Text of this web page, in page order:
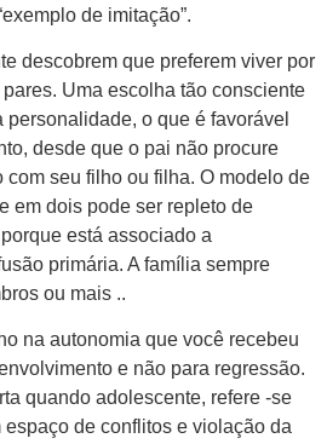
de imitação”.
descobrem que preferem viver por
Uma escolha tão consciente
personalidade, o que é favorável
desde que o pai não procure
seu filho ou filha. O modelo de
em dois pode ser repleto de
está associado a
primária. A família sempre
ou mais ..
na autonomia que você recebeu
e não para regressão.
quando adolescente, refere -se
de conflitos e violação da